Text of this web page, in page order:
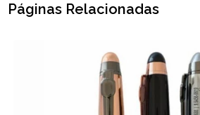
Páginas Relacionadas